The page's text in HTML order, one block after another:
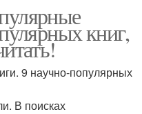
книг,
9 научно-популярных
В поисках